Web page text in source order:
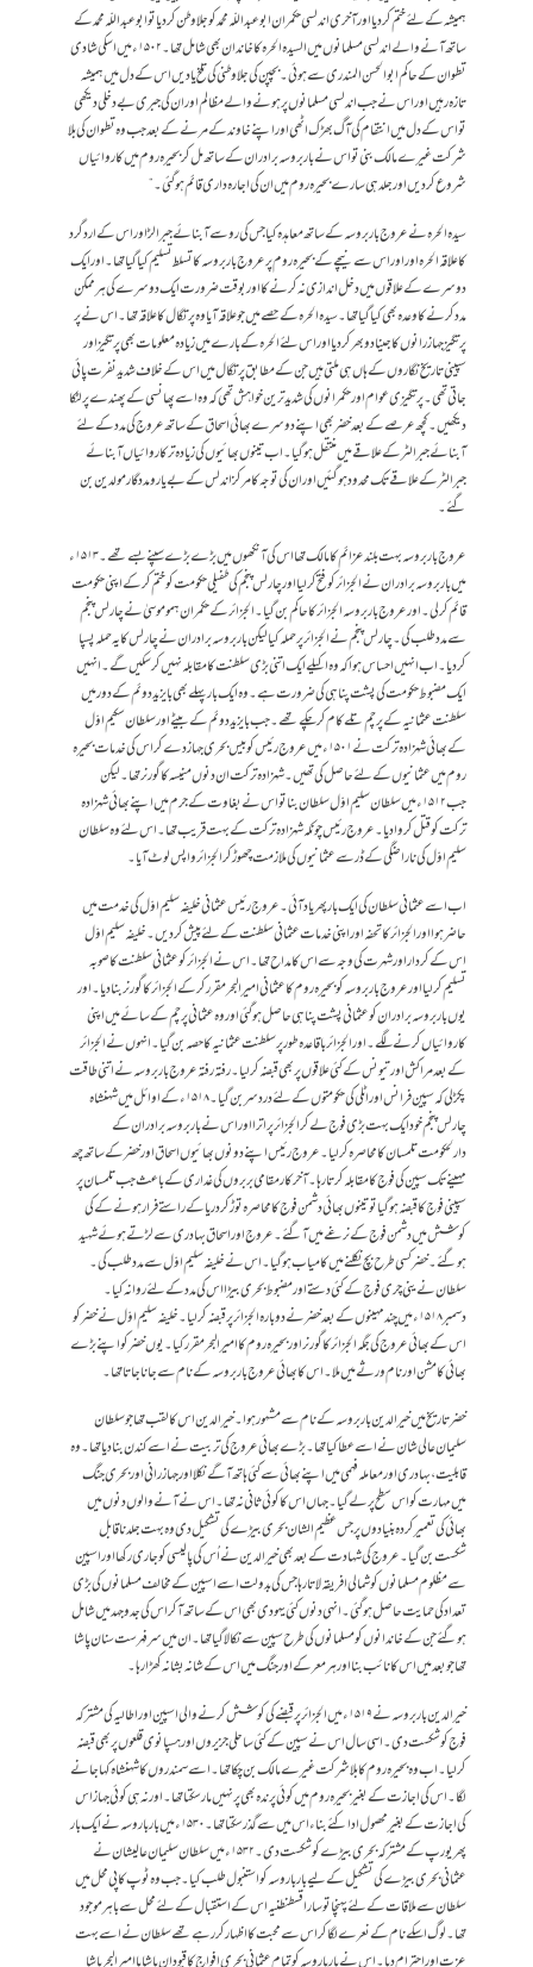
ہمیشہ کے لئے ختم کردیا اور آخری اندلسی حکمران ابوعبداللّہ محمد کو جلاوطن کر دیا تو ابو عبداللّہ محمد کے
ساتھ آنے والے اندلسی مسلمانوں میں السیدہ الحرہ کا خاندان بھی شامل تھا۔ ۱۵۰۲ ء میں اسکی شادی
تطوان کے حاکم ابوالحسن المندری سے ہوئی ۔ بچپن کی جلاوطنی کی تلخ یادیں اس کے دل میں ہمیشہ
تازہ رہیں اور اس نے جب اندلسی مسلمانوں پر ہونے والے مظالم اور ان کی جبری بے دخلی دیکھی
تو اس کے دل میں انتقام کی آگ بھڑک اٹھی اور اپنے خاوند کے مرنے کے بعد جب وہ تطوان کی بلا
شرکت غیرے مالک بنی تواس نے باربروسہ برادران کے ساتھ مل کر بحیرہ روم میں کاروائیاں
شروع کردیں اور جلد ہی سارے بحیرہ روم میں ان کی اجارہ داری قائم ہوگئی ۔ “
سیدہ الحرہ نے عروج باربروسہ کے ساتھ معاہدہ کیا جس کی رو سے آبنائے جبرالڑ اور اس کے اردگرد
کا علاقہ الحرہ اور اور اس سے نیچے کے بحیرہ روم پر عروج باربروسہ کا تسلط تسلیم کیا گیا تھا۔ اور ایک
دوسرے کے علاقوں میں دخل اندازی نہ کرنے کا اور بوقت ضرورت ایک دوسرے کی ہر ممکن
مدد کرنے کا وعدہ بھی کیا گیا تھا۔ سیدہ الحرہ کے حصے میں جو علاقہ آیا وہ پرتگال کا علاقہ تھا۔ اس نے پر
پرتگیز جہاز رانوں کا جینا دو بھر کردیا اور اس لئے الحرہ کے بارے میں زیادہ معلومات بھی پرتگیز اور
سپینی تاریخ نگاروں کے ہاں ہی ملتی ہیں جن کے مطابق پرتگال میں اس کے خلاف شدید نفرت پائی
جاتی تھی ۔ پرتگیزی عوام اور حکمرانوں کی شدید ترین خواہش تھی کہ وہ اسے پھانسی کے پھندے پر لٹکا
دیکھیں۔ کچھ عرصے کے بعد خضر بھی اپنے دوسرے بھائی اسحاق کے ساتھ عروج کی مدد کے لئے
آبنائے جبرالٹر کے علاقے میں منتقل ہوگیا ۔ اب تینوں بھائیوں کی زیادہ تر کاروائیاں آبنائے
جبرالٹر کے علاقے تک محدود ہوگئیں اور ان کی توجہ کا مرکز اندلس کے بے یارو مدد گار مولدین بن
گئے۔
عروج باربروسہ بہت بلند عزائم کا مالک تھا اس کی آنکھوں میں بڑے بڑے سپنے بسے تھے ۔ ۱۵۱۳ء
میں باربروسہ برادران نے الجزائر کو فتح کرلیا اور چارلس پنجم کی طفیلی حکومت کو ختم کر کے اپنی حکومت
قائم کر لی۔ اور عروج باربروسہ الجزائر کا حاکم بن گیا۔ الجزائر کے حکمران ہمو موسیٰ نے چارلس پنجم
سے مدد طلب کی۔ چارلس پنجم نے الجزائر پر حملہ کیا لیکن باربروسہ برادران نے چارلس کا یہ حملہ پسپا
کردیا ۔ اب انہیں احساس ہوا کہ وہ اکیلے ایک اتنی بڑی سلطنت کا مقابلہ نہیں کرسکیں گے ۔ انہیں
ایک مضبوط حکومت کی پشت پناہی کی ضرورت ہے ۔ وہ ایک بار پہلے بھی بایزید دوئم کے دور میں
سلطنت عثمانیہ کے پرچم تلے کام کر چکے تھے۔ جب بایزید دوئم کے بیٹے اور سلطان سکیم اوّل
کے بھائی شہزادہ ترکت نے ۱۵۰۱ء میں عروج رئیس کو بیس بحری جہاز دے کر اس کی خدمات بحیرہ
روم میں عثمانیوں کے لئے حاصل کی تھیں ۔ شہزادہ ترکت ان دنوں منیسہ کا گورنر تھا۔ لیکن
جب ۱۵۱۲ء میں سلطان سلیم اوّل سلطان بنا تو اس نے بغاوت کے جرم میں اپنے بھائی شہزادہ
ترکت کو قتل کروا دیا۔ عروج رئیس چونکہ شہزادہ ترکت کے بہت قریب تھا۔ اس لئے وہ سلطان
سلیم اوّل کی ناراضگی کے ڈر سے عثمانیوں کی ملازمت چھوڑ کر الجزائر واپس لوٹ آیا ۔
اب اسے عثمانی سلطان کی ایک بار پھر یاد آئی ۔ عروج رئیس عثمانی خلیفہ سلیم اوّل کی خدمت میں
حاضر ہوا اور الجزائر کا تحفہ اور اپنی خدمات عثمانی سلطنت کے لئے پیش کردیں ۔خلیفہ سلیم اوّل
اس کے کردار اور شہرت کی وجہ سے اس کا مداح تھا۔ اس نے الجزائر کو عثمانی سلطنت کا صوبہ
تسلیم کر لیا اور عروج باربروسہ کو بحیرہ روم کا عثمانی امیر البحر مقرر کر کے الجزائر کا گورنر بنا دیا۔ اور
یوں باربروسہ برادران کو عثمانی پشت پناہی حاصل ہوگئی اور وہ عثمانی پرچم کے سائے میں اپنی
کاروائیاں کرنے لگے۔ اور الجزائر باقاعدہ طور پر سلطنت عثمانیہ کا حصہ بن گیا ۔ انہوں نے الجزائر
کے بعد مراکش اور تیونس کے کئی علاقوں پر بھی قبضہ کرلیا۔ رفتہ رفتہ عروج باربروسہ نے اتنی طاقت
پکڑ لی کہ سپین فرانس اور اٹلی کی حکومتوں کے لئے درد سر بن گیا۔ ۱۵۱۸ء کے اوائل میں شہنشاہ
چارلس پنجم خود ایک بہت بڑی فوج لے کر الجزائر پر اترا اور اس نے باربروسہ برادران کے
دارلحکومت تلمسان کا محاصرہ کرلیا ۔ عروج رئیس اپنے دونوں بھائیوں اسحاق اور خضر کے ساتھ چھ
مہینے تک سپین کی فوج کا مقابلہ کرتا رہا ۔ آخر کار مقامی بربروں کی غداری کے باعث جب تلمسان پر
سپینی فوج کا قبضہ ہوگیا تو تینوں بھائی دشمن فوج کا محاصرہ توڑ کر دریاکے راستے فرار ہونے کے کی
کوشش میں دشمن فوج کے نرغے میں آگئے۔ عروج اور اسحاق بہادری سے لڑتے ہوئے شہید
ہوگئے ۔ خضر کسی طرح بچ نکلنے میں کامیاب ہوگیا۔ اس نے خلیفہ سلیم اوّل سے مدد طلب کی ۔
سلطان نے ینی چری فوج کے کئی دستے اور مضبوط بحری بیڑا اس کی مدد کے لئے روانہ کیا ۔
دسمبر ۱۵۱۸ء میں چند مہینوں کے بعد خضر نے دوبارہ الجزائر پر قبضہ کرلیا۔ خلیفہ سلیم اوّل نے خضر کو
اس کے بھائی عروج کی جگہ الجزائر کا گورنر اور بحیرہ روم کا امیرالبحر مقرر کیا ۔ یوں خضر کو اپنے بڑے
بھائی کا مشن اور نام ورثے میں ملا۔ اس کا بھائی عروج باربروسہ کے نام سے جانا جاتا تھا ۔
خضر تاریخ میں خیرالدین باربروسہ کے نام سے مشہور ہوا ۔ خیرالدین اس کا لقب تھا جو سلطان
سلیمان عالی شان نے اسے عطا کیا تھا۔ بڑے بھائی عروج کی تربیت نے اسے کندن بنا دیا تھا۔ وہ
قابلیت ، بہادری اور معاملہ فہمی میں اپنے بھائی سے کئی ہاتھ آگے نکلا اور جہاز رانی اور بحری جنگ
میں مہارت کو اس سطح پر لے گیا ۔ جہاں اس کا کوئی ثانی نہ تھا۔ اس نے آنے والوں دنوں میں
بھائی کی تعمیر کردہ بنیادوں پر جس عظیم الشان بحری بیڑے کی تشکیل دی وہ بہت جلد ناقابل
شکست بن گیا ۔ عروج کی شہادت کے بعد بھی خیر الدین نے اُس کی پالیسی کو جاری رکھا اور اسپین
سے مظلوم مسلمانوں کو شمالی افریقہ لاتا رہا جس کی بدولت اسے اسپین کے مخالف مسلمانوں کی بڑی
تعداد کی حمایت حاصل ہو گئی۔ انہی دنوں کئی یہودی بھی اس کے ساتھ آکر اس کی جدوجہد میں شامل
ہوگئے جن کے خاندانوں کو مسلمانوں کی طرح سپین سے نکالا گیا تھا ۔ ان میں سرفہرست سنان پاشا
تھا جو بعد میں اس کا نائب بنا اور ہر معرکے اور جنگ میں اس کے شانہ بشانہ کھڑا رہا۔
خیرالدین باربروسہ نے ۱۵۱۹ء میں الجز ائر پر قبضے کی کوشش کرنے والی اسپین اور اطالیہ کی مشترکہ
فوج کو شکست دی۔ اسی سال اس نے سپین کے کئی ساحلی جزیروں اور ہسپانوی قلعوں پر بھی قبضہ
کر لیا۔ اب وہ بحیرہ روم کا بلا شرکت غیرے مالک بن چکا تھا ۔ اسے سمندروں کا شہنشاہ کہا جانے
لگا ۔ اس کی اجازت کے بغیر بحیرہ روم میں کوئی پرندہ بھی پر نہیں مار سکتا تھا۔ اور نہ ہی کوئی جہاز اس
کی اجازت کے بغیر محصول ادا کئے بناء اس میں سے گذر سکتا تھا۔ ۱۵۳۰ء میں بارباروسہ نے ایک بار
پھر یورپ کے مشترکہ بحری بیڑے کو شکست دی ۔ ۱۵۳۲ء میں سلطان سلیمان عالیشان نے
عثمانی بحری بیڑے کی تشکیل کے لیے بارباروسہ کو استنبول طلب کیا۔جب وہ ٹوپ کاپی محل میں
سلطان سے ملاقات کے لئے پہنچا تو سارا قسطنطنیہ اس کے استقبال کے لئے محل سے باہر موجود
تھا۔ لوگ اسکے نام کے نعرے لگا کر اس سے محبت کا اظہار کررہے تھے سلطان نے اسے بہت